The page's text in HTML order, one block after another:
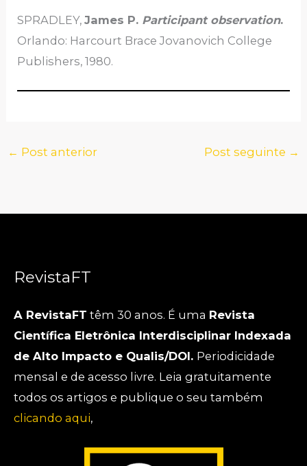
SPRADLEY,James P. Participant observation.
Orlando: Harcourt Brace Jovanovich College
Publishers, 1980.
← Post anterior Post seguinte →
RevistaFT
A RevistaFT têm 30 anos. É uma Revista
Científica Eletrônica Interdisciplinar Indexada
de Alto Impacto e Qualis/DOI. Periodicidade
mensal e de acesso livre. Leia gratuitamente
todos os artigos e publique o seu também
clicando aqui,